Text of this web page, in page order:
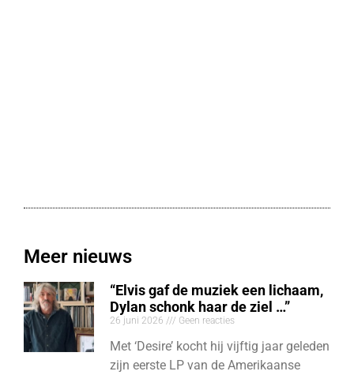
Meer nieuws
“Elvis gaf de muziek een lichaam,
Dylan schonk haar de ziel …”
26 juni 2026 Geen reacties
Met ‘Desire’ kocht hij vijftig jaar geleden
zijn eerste LP van de Amerikaanse